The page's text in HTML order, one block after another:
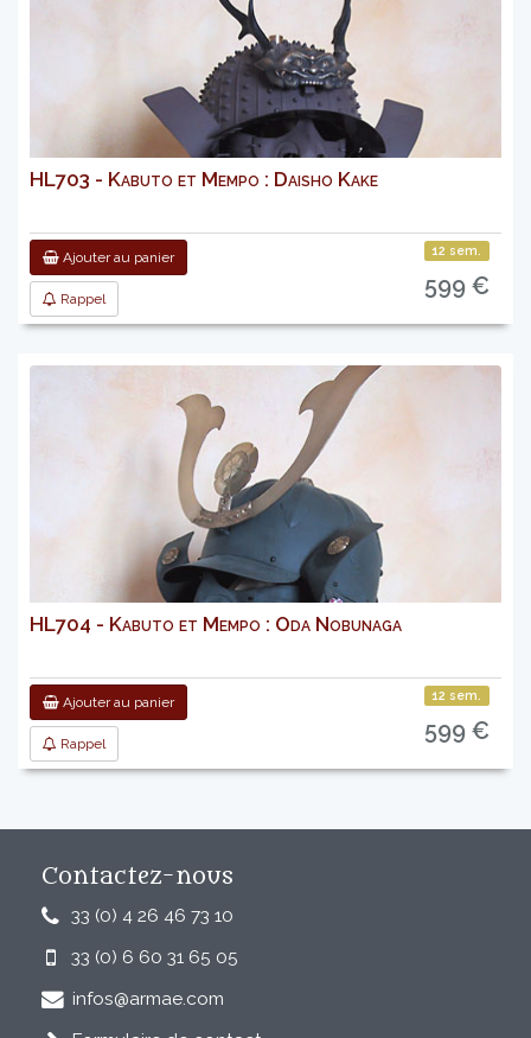
HL703 - Kabuto et Mempo : Daisho Kake
Ajouter au panier
Rappel
12 sem.
599 €
HL704 - Kabuto et Mempo : Oda Nobunaga
Ajouter au panier
Rappel
12 sem.
599 €
Contactez-nous
33 (0) 4 26 46 73 10
33 (0) 6 60 31 65 05
infos@armae.com